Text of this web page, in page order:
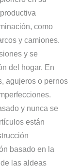
como
y camiones.
y se
del hogar. En
agujeros o pernos
y nunca se
están
basado en la
las aldeas